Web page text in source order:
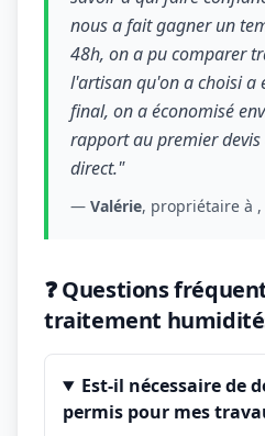
nous a fait gagner un
48h, on a pu comparer
l'artisan qu'on a choisi a
final, on a économisé
rapport au premier
direct."
— Valérie, propriétaire à
❓ Questions
traitement
Est-il nécessaire de
permis pour mes